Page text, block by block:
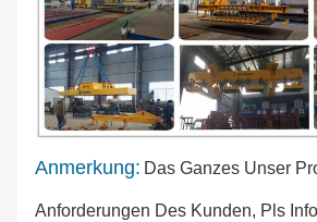
Anmerkung: Das Ganzes Unser
Anforderungen Des Kunden, Pls